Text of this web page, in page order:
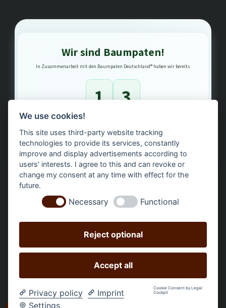
Wir sind Baumpaten!
In Zusammenarbeit mit den Baumpaten Deutschland® haben wir bereits
1 3
Alle Preise inkl. gesetzl. Mehrwertsteuer zzgl.
und ggf. Nachnahmegebühren, wenn nicht
anders angegeben.
We use cookies!
This site uses third-party website tracking
technologies to provide its services, constantly
improve and display advertisements according to
users' interests. I agree to this and can revoke or
change my consent at any time with effect for the
future.
Necessary Functional
Reject optional
Accept all
Privacy policy
Imprint
Settings
Cookie Consent by Legal
Cockpit